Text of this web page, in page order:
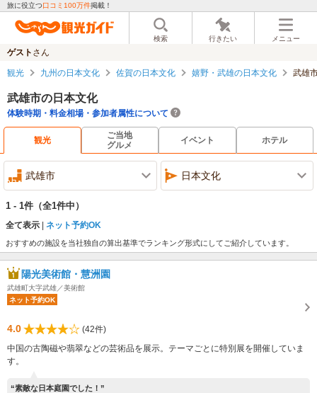
旅に役立つ口コミ100万件掲載！
検索 行きたい メニュー
ゲスト さん
観光 九州の日本文化 佐賀の日本文化 嬉野・武雄の日本文化 武雄
武雄市の日本文化
体験時期・料金相場・参加者属性について
観光
ご当地
グルメ
イベント ホテル
武雄市 日本文化
1 - 1件 （全1件中）
全て表示 ネット予約OK
おすすめの施設を当社独自の算出基準でランキング形式にしてご紹介しています。
陽光美術館・慧洲園
武雄町大字武雄／美術館
ネット予約OK
4.0
(42件)
中国の古陶磁や翡翠などの芸術品を展示。テーマごとに特別展を開催していま
す。
“素敵な日本庭園でした！”